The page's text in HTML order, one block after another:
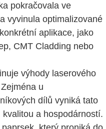
pokračovala ve
vyvinula optimalizované
aplikace, jako
CMT Cladding nebo
výhody laserového
u
dílů vyniká tato
a hospodárností.